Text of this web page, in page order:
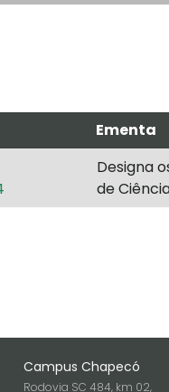
Ementa
Designa
de
Campus Chapecó
Rodovia SC 484, km 02,